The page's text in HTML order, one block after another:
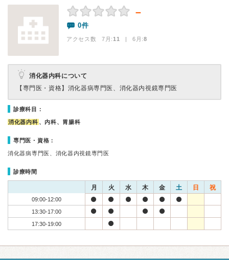
－
0件
アクセス数 7月:11 | 6月:8
消化器内科について
【専門医・資格】 消化器病専門医、消化器内視鏡専門医
診療科目：
消化器内科 、内科、胃腸科
専門医・資格：
消化器病専門医、消化器内視鏡専門医
診療時間
月 火 水 木 金 土 日 祝
09:00-12:00
13:30-17:00
17:30-19:00